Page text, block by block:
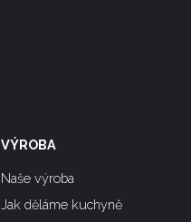
VÝROBA
Naše výroba
Jak děláme kuchyně